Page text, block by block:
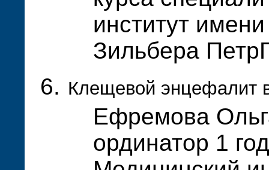
институт
Зильбера
Клещевой энцефалит
Ефремова
ординатор 1